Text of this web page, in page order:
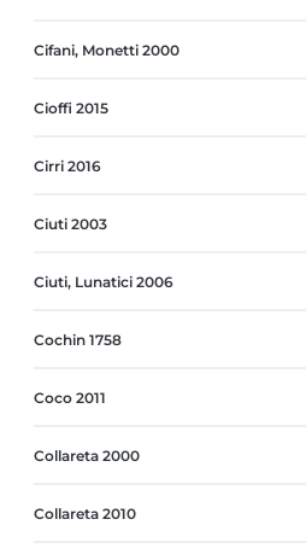
Cifani, Monetti 2000
Cioffi 2015
Cirri 2016
Ciuti 2003
Ciuti, Lunatici 2006
Cochin 1758
Coco 2011
Collareta 2000
Collareta 2010